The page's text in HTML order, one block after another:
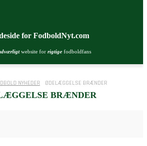
for FodboldNyt.com
website for rigtige fodboldfans
NYHEDER ØDELÆGGELSE BRÆNDER
BRÆNDER